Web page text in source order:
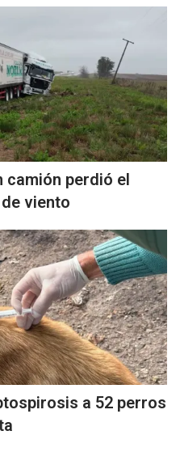
camión perdió el
viento
a 52 perros